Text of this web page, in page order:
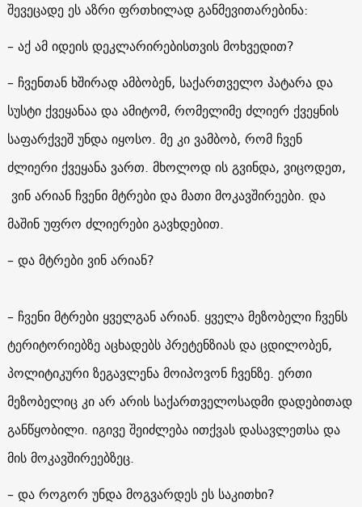
შევეცადე ეს აზრი ფრთხილად განმევითარებინა:
– აქ ამ იდეის დეკლარირებისთვის მოხვედით?
– ჩვენთან ხშირად ამბობენ, საქართველო პატარა და
სუსტი ქვეყანაა და ამიტომ, რომელიმე ძლიერ ქვეყნის
საფარქვეშ უნდა იყოსო. მე კი ვამბობ, რომ ჩვენ
ძლიერი ქვეყანა ვართ. მხოლოდ ის გვინდა, ვიცოდეთ,
ვინ არიან ჩვენი მტრები და მათი მოკავშირეები. და
მაშინ უფრო ძლიერები გავხდებით.
– და მტრები ვინ არიან?
– ჩვენი მტრები ყველგან არიან. ყველა მეზობელი ჩვენს
ტერიტორიებზე აცხადებს პრეტენზიას და ცდილობენ,
პოლიტიკური ზეგავლენა მოიპოვონ ჩვენზე. ერთი
მეზობელიც კი არ არის საქართველოსადმი დადებითად
განწყობილი. იგივე შეიძლება ითქვას დასავლეთსა და
მის მოკავშირეებზეც.
– და როგორ უნდა მოგვარდეს ეს საკითხი?